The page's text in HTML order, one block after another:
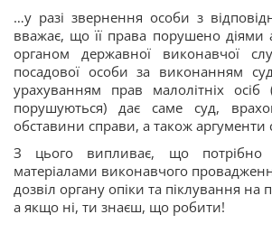
…у разі звернення особи з
вважає, що її права порушено діями
органом державної виконавчої
посадової особи за виконанням
урахуванням прав малолітніх осіб
порушуються) дає саме суд,
обставини справи, а також аргументи
З цього випливає, що потрібно
матеріалами виконавчого
дозвіл органу опіки та піклування на
а якщо ні, ти знаєш, що робити!